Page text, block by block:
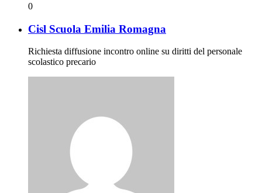
0
Cisl Scuola Emilia Romagna
Richiesta diffusione incontro online su diritti del personale
scolastico precario